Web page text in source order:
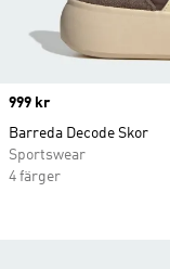
Price
999 kr
Barreda Decode Skor
Sportswear
4 färger